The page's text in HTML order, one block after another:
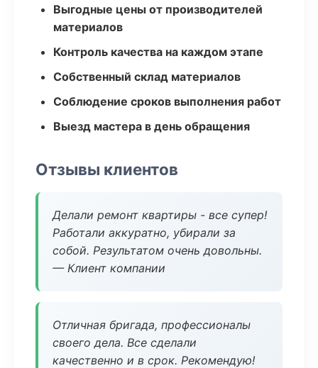
Выгодные цены от производителей
материалов
Контроль качества на каждом этапе
Собственный склад материалов
Соблюдение сроков выполнения работ
Выезд мастера в день обращения
Отзывы клиентов
Делали ремонт квартиры - все супер!
Работали аккуратно, убирали за
собой. Результатом очень довольны.
— Клиент компании
Отличная бригада, профессионалы
своего дела. Все сделали
качественно и в срок. Рекомендую!